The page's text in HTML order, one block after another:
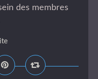
des membres